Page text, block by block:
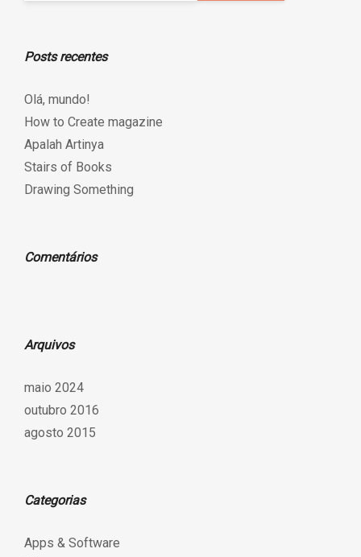
Posts recentes
Olá, mundo!
How to Create magazine
Apalah Artinya
Stairs of Books
Drawing Something
Comentários
Arquivos
maio 2024
outubro 2016
agosto 2015
Categorias
Apps & Software